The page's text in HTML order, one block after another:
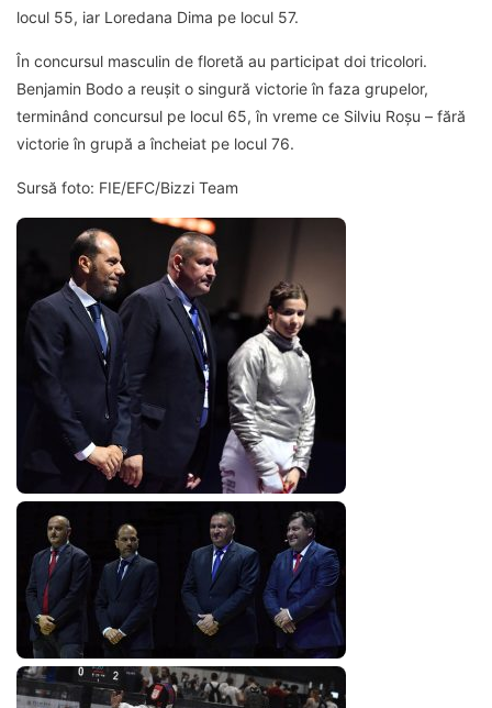
locul 55, iar Loredana Dima pe locul 57.
În concursul masculin de floretă au participat doi tricolori.
Benjamin Bodo a reușit o singură victorie în faza grupelor,
terminând concursul pe locul 65, în vreme ce Silviu Roșu – fără
victorie în grupă a încheiat pe locul 76.
Sursă foto: FIE/EFC/Bizzi Team